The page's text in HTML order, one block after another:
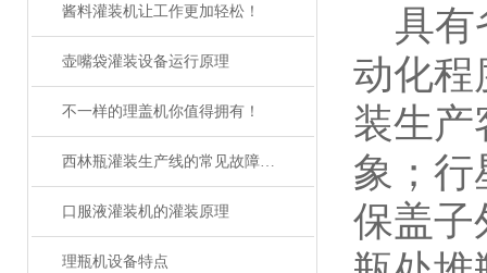
酱料灌装机让工作更加轻松！
壶嘴袋灌装设备运行原理
不一样的理盖机你值得拥有！
西林瓶灌装生产线的常见故障及解决方法有哪些？
口服液灌装机的灌装原理
理瓶机设备特点
具有
动化程
装生产
象；行
保盖子